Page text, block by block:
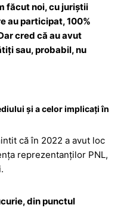
făcut noi, cu juriștii
au participat, 100%
cred că au avut
sau, probabil, nu
și a celor implicați în
că în 2022 a avut loc
reprezentanților PNL,
.
din punctul